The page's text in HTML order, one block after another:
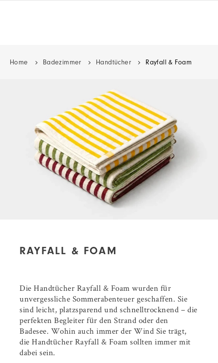
Home Badezimmer Handtücher Rayfall & Foam
RAYFALL & FOAM
Die Handtücher Rayfall & Foam wurden für
unvergessliche Sommerabenteuer geschaffen. Sie
sind leicht, platzsparend und schnelltrocknend – die
perfekten Begleiter für den Strand oder den
Badesee. Wohin auch immer der Wind Sie trägt,
die Handtücher Rayfall & Foam sollten immer mit
dabei sein.